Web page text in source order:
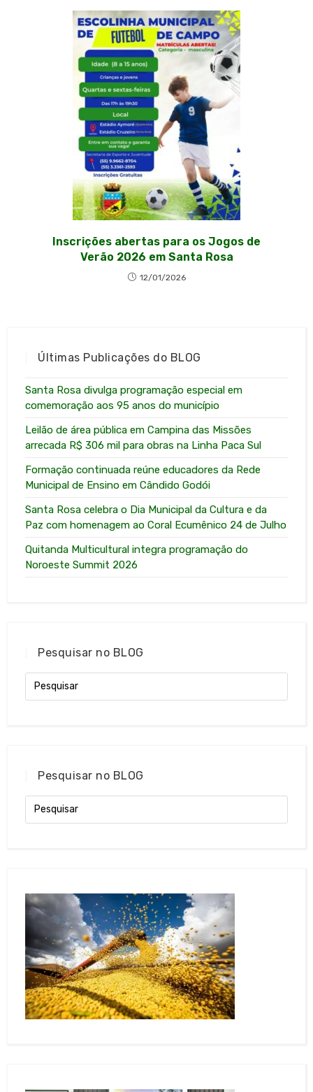
Inscrições abertas para os Jogos de
Verão 2026 em Santa Rosa
12/01/2026
Últimas Publicações do BLOG
Santa Rosa divulga programação especial em
comemoração aos 95 anos do município
Leilão de área pública em Campina das Missões
arrecada R$ 306 mil para obras na Linha Paca Sul
Formação continuada reúne educadores da Rede
Municipal de Ensino em Cândido Godói
Santa Rosa celebra o Dia Municipal da Cultura e da
Paz com homenagem ao Coral Ecumênico 24 de Julho
Quitanda Multicultural integra programação do
Noroeste Summit 2026
Pesquisar no BLOG
Pesquisar no BLOG